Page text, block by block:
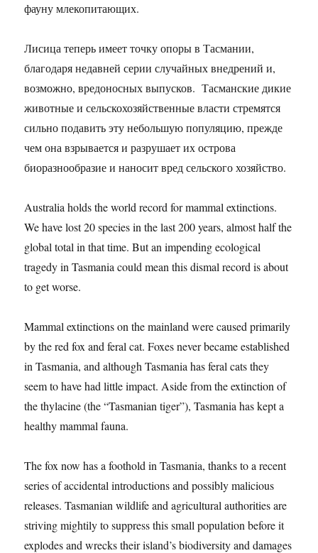
фауну млекопитающих.
Лисица теперь имеет точку опоры в Тасмании,
благодаря недавней серии случайных внедрений и,
возможно, вредоносных выпусков. Тасманские дикие
животные и сельскохозяйственные власти стремятся
сильно подавить эту небольшую популяцию, прежде
чем она взрывается и разрушает их острова
биоразнообразие и наносит вред сельского хозяйство.
Australia holds the world record for mammal extinctions.
We have lost 20 species in the last 200 years, almost half the
global total in that time. But an impending ecological
tragedy in Tasmania could mean this dismal record is about
to get worse.
Mammal extinctions on the mainland were caused primarily
by the red fox and feral cat. Foxes never became established
in Tasmania, and although Tasmania has feral cats they
seem to have had little impact. Aside from the extinction of
the thylacine (the “Tasmanian tiger”), Tasmania has kept a
healthy mammal fauna.
The fox now has a foothold in Tasmania, thanks to a recent
series of accidental introductions and possibly malicious
releases. Tasmanian wildlife and agricultural authorities are
striving mightily to suppress this small population before it
explodes and wrecks their island’s biodiversity and damages